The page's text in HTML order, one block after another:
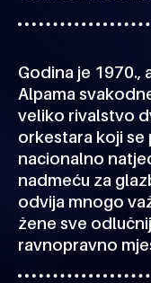
Godina je 1970.,
Alpama
veliko rivalstvo
orkestara koji se
nacionalno
nadmeću za
odvija mnogo
žene sve
ravnopravno